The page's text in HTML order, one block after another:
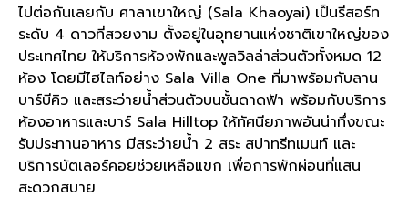
ไปต่อกันเลยกับ ศาลาเขาใหญ่ (Sala Khaoyai) เป็นรีสอร์ท
ระดับ 4 ดาวที่สวยงาม ตั้งอยู่ในอุทยานแห่งชาติเขาใหญ่ของ
ประเทศไทย ให้บริการห้องพักและพูลวิลล่าส่วนตัวทั้งหมด 12
ห้อง โดยมีไฮไลท์อย่าง Sala Villa One ที่มาพร้อมกับลาน
บาร์บีคิว และสระว่ายน้ำส่วนตัวบนชั้นดาดฟ้า พร้อมกับบริการ
ห้องอาหารและบาร์ Sala Hilltop ให้ทัศนียภาพอันน่าทึ่งขณะ
รับประทานอาหาร มีสระว่ายน้ำ 2 สระ สปาทรีทเมนท์ และ
บริการบัตเลอร์คอยช่วยเหลือแขก เพื่อการพักผ่อนที่แสน
สะดวกสบาย